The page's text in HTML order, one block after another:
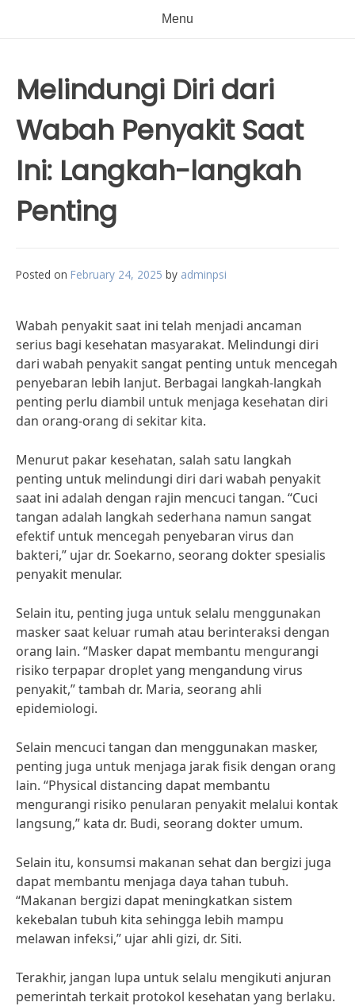
Menu
Melindungi Diri dari
Wabah Penyakit Saat
Ini: Langkah-langkah
Penting
Posted on February 24, 2025 by adminpsi
Wabah penyakit saat ini telah menjadi ancaman
serius bagi kesehatan masyarakat. Melindungi diri
dari wabah penyakit sangat penting untuk mencegah
penyebaran lebih lanjut. Berbagai langkah-langkah
penting perlu diambil untuk menjaga kesehatan diri
dan orang-orang di sekitar kita.
Menurut pakar kesehatan, salah satu langkah
penting untuk melindungi diri dari wabah penyakit
saat ini adalah dengan rajin mencuci tangan. “Cuci
tangan adalah langkah sederhana namun sangat
efektif untuk mencegah penyebaran virus dan
bakteri,” ujar dr. Soekarno, seorang dokter spesialis
penyakit menular.
Selain itu, penting juga untuk selalu menggunakan
masker saat keluar rumah atau berinteraksi dengan
orang lain. “Masker dapat membantu mengurangi
risiko terpapar droplet yang mengandung virus
penyakit,” tambah dr. Maria, seorang ahli
epidemiologi.
Selain mencuci tangan dan menggunakan masker,
penting juga untuk menjaga jarak fisik dengan orang
lain. “Physical distancing dapat membantu
mengurangi risiko penularan penyakit melalui kontak
langsung,” kata dr. Budi, seorang dokter umum.
Selain itu, konsumsi makanan sehat dan bergizi juga
dapat membantu menjaga daya tahan tubuh.
“Makanan bergizi dapat meningkatkan sistem
kekebalan tubuh kita sehingga lebih mampu
melawan infeksi,” ujar ahli gizi, dr. Siti.
Terakhir, jangan lupa untuk selalu mengikuti anjuran
pemerintah terkait protokol kesehatan yang berlaku.